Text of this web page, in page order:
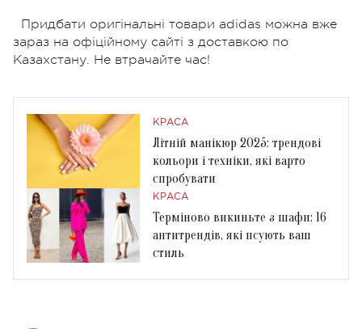
Придбати оригінальні товари adidas можна вже
зараз на офіційному сайті з доставкою по
Казахстану. Не втрачайте час!
КРАСА
Літній манікюр 2025: трендові
кольори і техніки, які варто
спробувати
КРАСА
Терміново викиньте з шафи: 16
антитрендів, які псують ваш
стиль